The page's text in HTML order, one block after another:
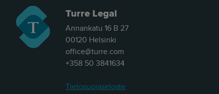
Turre Legal
Annankatu 16 B 27
00120 Helsinki
office@turre.com
+358 50 3841634
Tietosuojaseloste
- Herkko Hietanen